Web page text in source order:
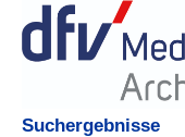
Suchergebnisse